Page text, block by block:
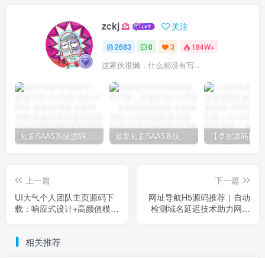
zckj 关注
2683 0 3 184W+
这家伙很懒，什么都没有写...
短剧SAAS系统源码｜多端分销+云存储+多租户架构 最新短剧SAAS系统源码下载｜多端分销+云存储｜卓创源码网提供
上一篇
UI大气个人团队主页源码下
载：响应式设计+高颜值模
下一篇
网址导航H5源码推荐｜自动
检测域名延迟技术助力网站
相关推荐